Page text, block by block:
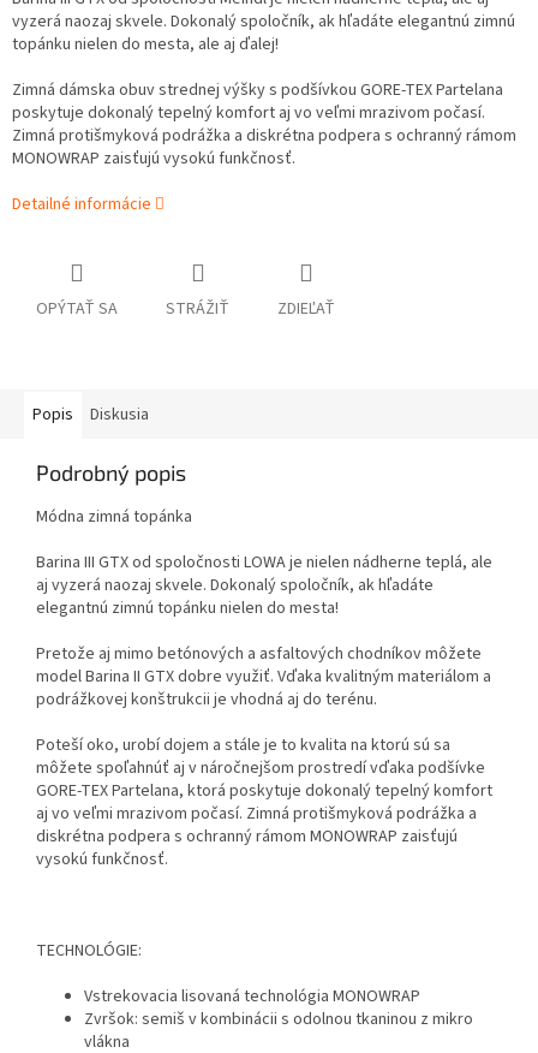
vyzerá naozaj skvele. Dokonalý spoločník, ak hľadáte elegantnú zimnú
topánku nielen do mesta, ale aj ďalej!
Zimná dámska obuv strednej výšky s podšívkou GORE-TEX Partelana
poskytuje dokonalý tepelný komfort aj vo veľmi mrazivom počasí.
Zimná protišmyková podrážka a diskrétna podpera s ochranný rámom
MONOWRAP zaisťujú vysokú funkčnosť.
Detailné informácie
OPÝTAŤ SA STRÁŽIŤ ZDIEĽAŤ
Popis Diskusia
Podrobný popis
Módna zimná topánka
Barina III GTX od spoločnosti LOWA je nielen nádherne teplá, ale
aj vyzerá naozaj skvele. Dokonalý spoločník, ak hľadáte
elegantnú zimnú topánku nielen do mesta!
Pretože aj mimo betónových a asfaltových chodníkov môžete
model Barina II GTX dobre využiť. Vďaka kvalitným materiálom a
podrážkovej konštrukcii je vhodná aj do terénu.
Poteší oko, urobí dojem a stále je to kvalita na ktorú sú sa
môžete spoľahnúť aj v náročnejšom prostredí vďaka podšívke
GORE-TEX Partelana, ktorá poskytuje dokonalý tepelný komfort
aj vo veľmi mrazivom počasí. Zimná protišmyková podrážka a
diskrétna podpera s ochranný rámom MONOWRAP zaisťujú
vysokú funkčnosť.
TECHNOLÓGIE:
Vstrekovacia lisovaná technológia MONOWRAP
Zvršok: semiš v kombinácii s odolnou tkaninou z mikro
vlákna